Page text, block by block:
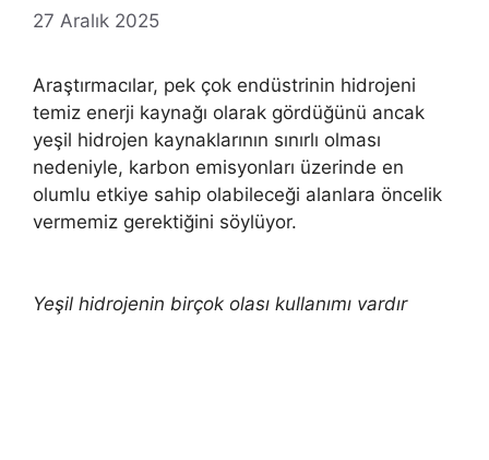
27 Aralık 2025
Araştırmacılar, pek çok endüstrinin hidrojeni
temiz enerji kaynağı olarak gördüğünü ancak
yeşil hidrojen kaynaklarının sınırlı olması
nedeniyle, karbon emisyonları üzerinde en
olumlu etkiye sahip olabileceği alanlara öncelik
vermemiz gerektiğini söylüyor.
Yeşil hidrojenin birçok olası kullanımı vardır